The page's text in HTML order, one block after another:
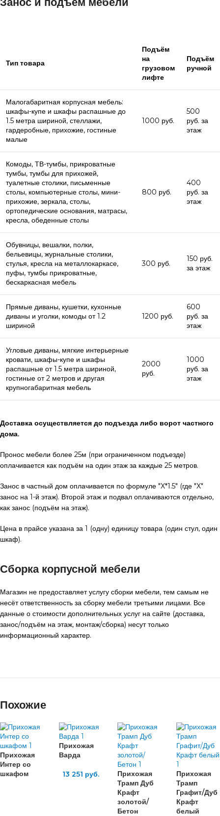
Тип товара
Подъём
на
грузовом
лифте
Подъём
ручной
Малогабаритная корпусная мебель:
шкафы-купе и шкафы распашные до
1.5 метра шириной, стеллажи,
гардеробные, прихожие, гостиные
малые
1000 руб.
500
руб. за
этаж
Комоды, ТВ-тумбы, прикроватные
тумбы, тумбы для прихожей,
туалетные столики, письменные
столы, компьютерные столы, мини-
прихожие, зеркала, столы,
ортопедические основания, матрасы,
кресла, обеденные столы
800 руб.
400
руб. за
этаж
Обувницы, вешалки, полки,
бельевицы, журнальные столики,
стулья, кресла на металлокаркасе,
пуфы, тумбы прикроватные,
бескаркасная мебель
300 руб.
150 руб.
за этаж
Прямые диваны, кушетки, кухонные
диваны и уголки, комоды от 1.2
шириной
1200 руб.
600
руб. за
этаж
Угловые диваны, мягкие интерьерные
кровати, шкафы-купе и шкафы
распашные от 1.5 метра шириной,
гостиные от 2 метров и другая
крупногабаритная мебель
2000
руб.
1000
руб. за
этаж
Доставка осуществляется до подъезда либо ворот частного
дома.
Пронос мебели более 25м (при ограниченном подъезде)
оплачивается как подъём на один этаж за каждые 25 метров.
Занос в частный дом оплачивается по формуле "X*1.5" (где "X"
занос на 1-й этаж). Второй этаж и подвал оплачиваются отдельно,
как занос (подъём на этаж).
Цена в прайсе указана за 1 (одну) единицу товара (один стул, один
шкаф).
Сборка корпусной мебели
Магазин не предоставляет услугу сборки мебели, тем самым не
несёт ответственность за сборку мебели третьими лицами. Все
данные о стоимости дополнительных услуг на сайте (доставка,
занос/подъём на этаж, монтаж/сборка) несут только
информационный характер.
Похожие
Прихожая
Интер со
шкафом
Прихожая
Варда
13 251 руб.
Прихожая
Трамп Дуб
Крафт
золотой/
Бетон
Прихожая
Трамп
Графит/Дуб
Крафт
белый